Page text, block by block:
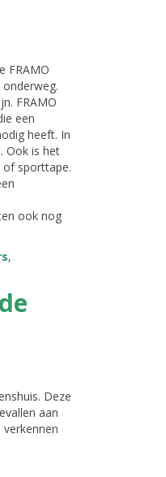
FRAMO
FRAMO
een
heeft. In
Ook is het
of sporttape.
ook nog
,
Deze
aan